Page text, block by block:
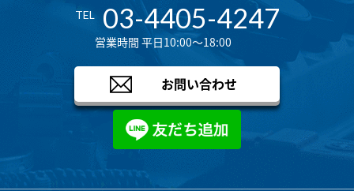
TEL 03-4405-4247
営業時間 平日10:00～18:00
お問い合わせ